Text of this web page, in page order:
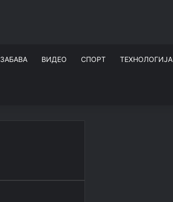
ЗАБАВА ВИДЕО СПОРТ ТЕХНОЛОГИЈА